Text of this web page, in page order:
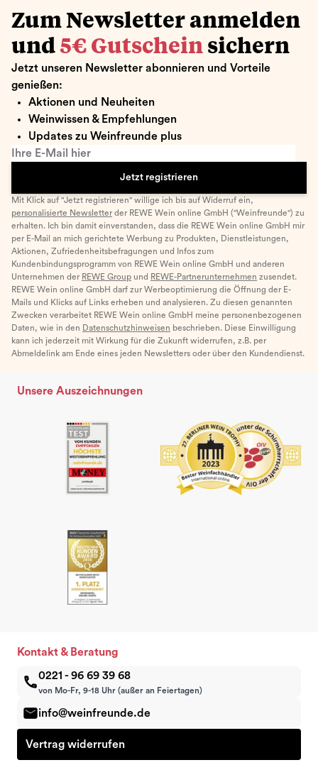
Zum Newsletter anmelden
und 5€ Gutschein sichern
Jetzt unseren Newsletter abonnieren und Vorteile
genießen:
Aktionen und Neuheiten
Weinwissen & Empfehlungen
Updates zu Weinfreunde plus
Ihre E-Mail hier
Jetzt registrieren
Mit Klick auf "Jetzt registrieren" willige ich bis auf Widerruf ein,
personalisierte Newsletter der REWE Wein online GmbH ("Weinfreunde") zu
erhalten. Ich bin damit einverstanden, dass die REWE Wein online GmbH mir
per E-Mail an mich gerichtete Werbung zu Produkten, Dienstleistungen,
Aktionen, Zufriedenheitsbefragungen und Infos zum
Kundenbindungsprogramm von REWE Wein online GmbH und anderen
Unternehmen der REWE Group und REWE-Partnerunternehmen zusendet.
REWE Wein online GmbH darf zur Werbeoptimierung die Öffnung der E-
Mails und Klicks auf Links erheben und analysieren. Zu diesen genannten
Zwecken verarbeitet REWE Wein online GmbH meine personenbezogenen
Daten, wie in den Datenschutzhinweisen beschrieben. Diese Einwilligung
kann ich jederzeit mit Wirkung für die Zukunft widerrufen, z.B. per
Abmeldelink am Ende eines jeden Newsletters oder über den Kundendienst.
Unsere Auszeichnungen
Kontakt & Beratung
0221 - 96 69 39 68
von Mo-Fr, 9-18 Uhr (außer an Feiertagen)
info@weinfreunde.de
Vertrag widerrufen